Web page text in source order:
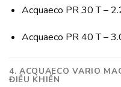
Acquaeco PR 30 T –
Acquaeco PR 40 T –
4. ACQUAECO VARIO
ĐIỀU KHIỂN